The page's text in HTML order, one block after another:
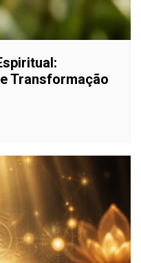
Transformação